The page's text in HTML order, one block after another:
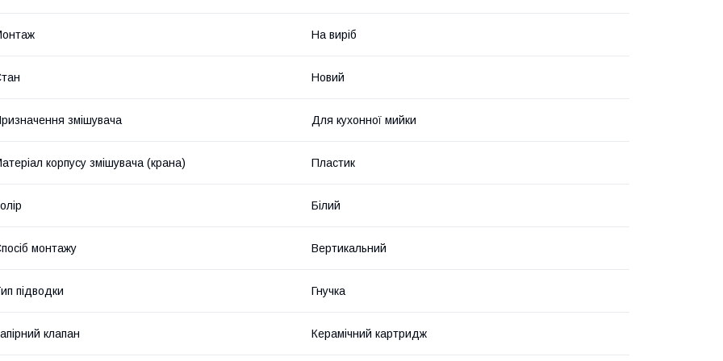
На виріб
Новий
змішувача Для кухонної мийки
корпусу змішувача (крана) Пластик
Білий
монтажу Вертикальний
підводки Гнучка
клапан Керамічний картридж